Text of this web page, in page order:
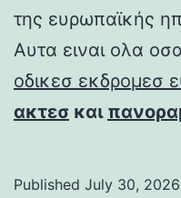
της ευρωπαϊκής
Αυτα ειναι ολα
οδικεσ εκδρομεσ
ακτεσ και
Published July 30, 2026